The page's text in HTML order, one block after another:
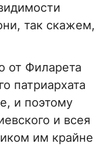
так скажем,
от Филарета
патриархата
и поэтому
и всея
им крайне